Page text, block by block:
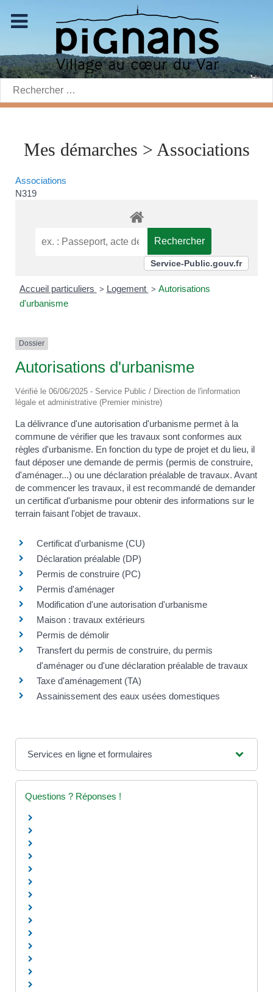
Rechercher:
Mes démarches > Associations
Associations
N319
Service-Public.gouv.fr
Accueil particuliers > Logement > Autorisations
d'urbanisme
Dossier
Autorisations d'urbanisme
Vérifié le 06/06/2025 - Service Public / Direction de l'information
légale et administrative (Premier ministre)
La délivrance d'une autorisation d'urbanisme permet à la
commune de vérifier que les travaux sont conformes aux
règles d'urbanisme. En fonction du type de projet et du lieu, il
faut déposer une demande de permis (permis de construire,
d'aménager...) ou une déclaration préalable de travaux. Avant
de commencer les travaux, il est recommandé de demander
un certificat d'urbanisme pour obtenir des informations sur le
terrain faisant l'objet de travaux.
Certificat d'urbanisme (CU)
Déclaration préalable (DP)
Permis de construire (PC)
Permis d'aménager
Modification d'une autorisation d'urbanisme
Maison : travaux extérieurs
Permis de démolir
Transfert du permis de construire, du permis
d'aménager ou d'une déclaration préalable de travaux
Taxe d'aménagement (TA)
Assainissement des eaux usées domestiques
Services en ligne et formulaires
Questions ? Réponses !